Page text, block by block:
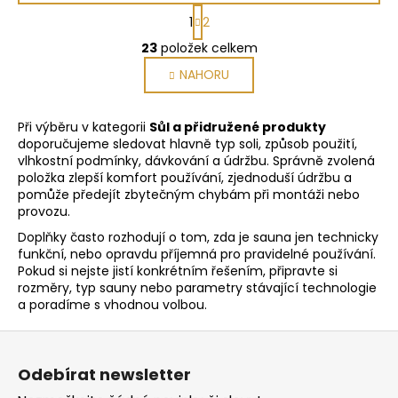
O
v
l
á
d
a
c
í
p
v
k
y
v
ý
p
u
S
t
r
á
n
k
v
á
n
í
1 2
23položek celkem
NAHORU
Při výběru v kategorii Sůl a přidružené produkty
doporučujeme sledovat hlavně typ soli, způsob použití,
vlhkostní podmínky, dávkování a údržbu. Správně zvolená
položka zlepší komfort používání, zjednoduší údržbu a
pomůže předejít zbytečným chybám při montáži nebo
provozu.
Doplňky často rozhodují o tom, zda je sauna jen technicky
funkční, nebo opravdu příjemná pro pravidelné používání.
Pokud si nejste jistí konkrétním řešením, připravte si
rozměry, typ sauny nebo parametry stávající technologie
a poradíme s vhodnou volbou.
Odebírat newsletter